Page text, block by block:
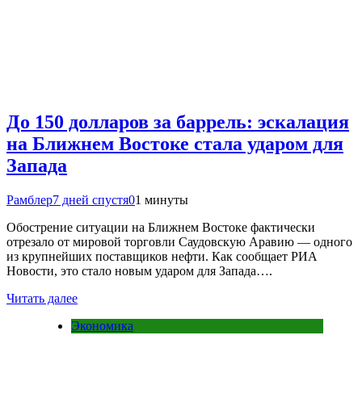
До 150 долларов за баррель: эскалация
на Ближнем Востоке стала ударом для
Запада
Рамблер7 дней спустя01 минуты
Обострение ситуации на Ближнем Востоке фактически
отрезало от мировой торговли Саудовскую Аравию — одного
из крупнейших поставщиков нефти. Как сообщает РИА
Новости, это стало новым ударом для Запада….
Читать далее
Экономика